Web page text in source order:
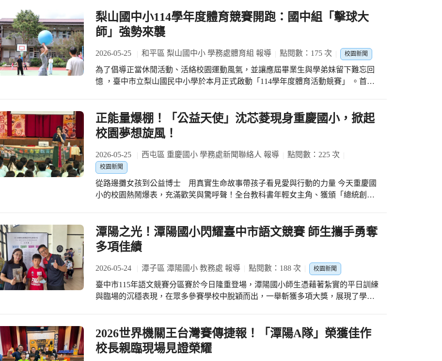
與互動中培養美感素養與創意思維。 此次「劉其偉頑童」巡迴校園演出，透過藝術
與戲劇的結合，為校園帶來一場充滿創意與感動的藝文饗宴，也讓孩子們留下難忘
而美好的學習回憶。
對練第一名」及「全民運選拔拳術第一名」，個人勇奪4面金牌，展現全方位武術實
力。張祐銓同學亦在「傳統北拳」項目中獲得第四名佳績。 國中組部分，姚宥丞同
學表現優異，榮獲「傳統北拳第一名」、「競技初級長拳第一名」及「競技初級棍
術第二名」，拿下2金1銀。李丞曜同學則獲得「傳統北拳第三名」及「競技初級棍
術第三名」；蔡濬澤同學榮獲「傳統北拳第三名」及「傳統長兵第四名」，成績斐
然。 本次比賽競爭激烈，選手們沉著應戰、全力以赴，充分展現武術精神與團隊榮
譽感。優異成績的背後，更感謝教練團平日辛勤指導與家長們的大力支持，讓選手
梨山國中小114學年度體育競賽開跑：國中組「擊球大
師」強勢來襲
2026-05-25 和平區 梨山國中小 學務處體育組 報導 點閱數：175 次 校園新聞
為了倡導正當休閒活動、活絡校園運動風氣，並讓應屆畢業生與學弟妹留下難忘回
憶 ，臺中市立梨山國民中小學於本月正式啟動「114學年度體育活動競賽」 。首波
項目為「擊球大師」（浮士德球大籠球） 。比賽依據國際浮士德球規則（IFA）執
行 ，採取三戰兩勝制 ，每場以先達到13分者為勝方 。 自5月21日至5月23日的第二
節下課時間，籃球場上歡呼聲不斷 。 競賽將國中生分為兩大陣營： A組：由701、
802、901班組成 。 B組：由702、801、902班組成 。 在激烈的決賽中，A組選手展
現出驚人的默契。首回合雙方交鋒，A組即以 13:8 的比分穩定取勝；緊接著在第二
回合，雖然B組奮力反撲，但A組終場仍以 13:11 直落二鎖定勝利，順利抱走「擊球
大師」冠軍獎盃。師生對戰：學生組大比分勝出除了正規的班際競賽外，學務處更
特別規畫了師生對抗賽，安排在活動第四天壓軸登場。這場備受矚目的對決將現場
幕，接下來將由國小部學生接力上場： 1至3年級組：將於6月4日進行「射門專家」
足球競賽，考驗低年級小朋友的腳力與準度 。 4至6年級組：則於6月5日至6月7日展
調，凡各組排名前三名者，大會均將頒發精美獎勵品以資鼓勵 。本次競賽不僅是體
力的競技，更是學生彼此交流情感、推廣正向運動風氣的最佳舞台 。 梨山國中小學
務處 敬啟
正能量爆棚！「公益天使」沈芯菱現身重慶國小，掀起
校園夢想旋風！
2026-05-25 西屯區 重慶國小 學務處新聞聯絡人 報導 點閱數：225 次
校園新聞
從路邊攤女孩到公益博士 用真實生命故事帶孩子看見愛與行動的力量 今天重慶國
小的校園熱鬧爆表，充滿歡笑與驚呼聲！全台教科書年輕女主角、獲頒「總統創新
接地氣、好玩有趣的互動，帶領全校師生進行一場溫暖的心靈大冒險。鼓勵現場師
生從「心」出發，以同理心去「看見」社會的需要。 沈芯菱博士一上台就展現無比
的親和力，瞬間收服全場。她幽默地分享自己小時候在菜市場長大、趴在路邊攤寫
功課的童年往事。看著台下睜大眼睛的孩子們，她提到「老天給我們最大的禮物不
不一定要多偉大，只要「從心開始」找到熱愛的事，就能看見別人的需要，用同理
心去愛人。她更鼓勵大家：「真正的富有，不是擁有多少財富，而是有多少能力去
到最高點！ 王宸陞同學對「運氣會越用越少，勇氣會越用越多」特別有感，正如他
參加舞獅社團，下定決心就要勇敢實現夢想。陳以樂同學表示「成功不是打敗多少
潭陽之光！潭陽國小閃耀臺中市語文競賽 師生攜手勇奪
多項佳績
2026-05-24 潭子區 潭陽國小 教務處 報導 點閱數：188 次 校園新聞
臺中市115年語文競賽分區賽於今日隆重登場，潭陽國小師生憑藉著紮實的平日訓練
與臨場的沉穩表現，在眾多參賽學校中脫穎而出，一舉斬獲多項大獎，展現了學校
緒，讓原本懷抱忐忑之心的選手們備感溫馨，帶著滿滿的能量與祝福自信迎戰。 在
師生共同努力下，本次競賽潭陽國小捷報頻傳。學生組方面： 林宜峻同學展現卓越
的書法功力，榮獲「國小學生組寫字」第一名的至高榮譽（指導老師林佳旻）並成
2026世界機關王台灣賽傳捷報！「潭陽A隊」榮獲佳作
校長親臨現場見證榮耀